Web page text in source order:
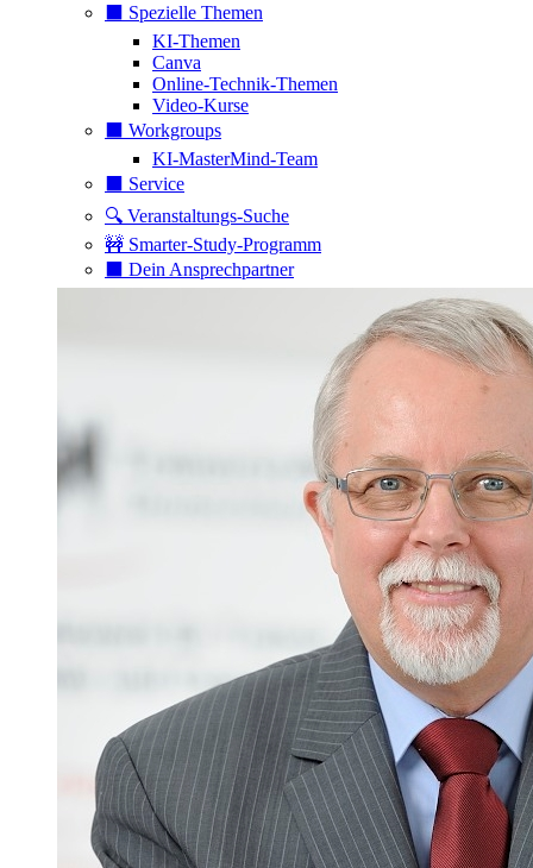
⬛️ Spezielle Themen
KI-Themen
Canva
Online-Technik-Themen
Video-Kurse
⬛️ Workgroups
KI-MasterMind-Team
⬛️ Service
🔍 Veranstaltungs-Suche
🚧 Smarter-Study-Programm
⬛️ Dein Ansprechpartner